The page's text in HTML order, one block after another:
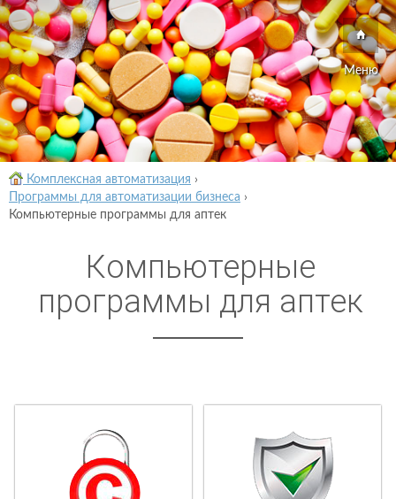
Меню
Комплексная автоматизация ›
Программы для автоматизации бизнеса ›
Компьютерные программы для аптек
Компьютерные
программы для аптек